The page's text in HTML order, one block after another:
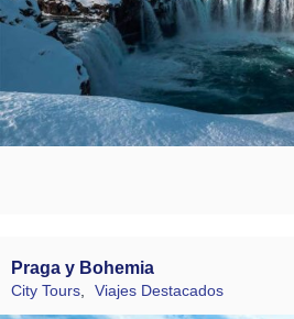
Praga y Bohemia
City Tours, Viajes Destacados